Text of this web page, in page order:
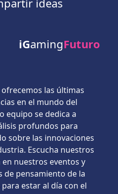
ideas
iGamingFuturo
las últimas
en el mundo del
equipo se dedica a
profundos para
sobre las innovaciones
Escucha nuestros
nuestros eventos y
de pensamiento de la
estar al día con el